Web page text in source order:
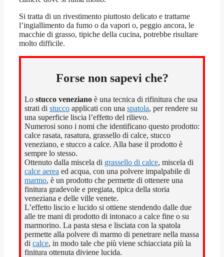
Si tratta di un rivestimento piuttosto delicato e trattarne
l’ingiallimento da fumo o da vapori o, peggio ancora, le
macchie di grasso, tipiche della cucina, potrebbe risultare
molto difficile.
Forse non sapevi che?
Lo stucco veneziano è una tecnica di rifinitura che usa
strati di stucco applicati con una spatola, per rendere su
una superficie liscia l’effetto del rilievo.
Numerosi sono i nomi che identificano questo prodotto:
calce rasata, rasatura, grassello di calce, stucco
veneziano, e stucco a calce. Alla base il prodotto è
sempre lo stesso.
Ottenuto dalla miscela di grassello di calce, miscela di
calce aerea ed acqua, con una polvere impalpabile di
marmo, è un prodotto che permette di ottenere una
finitura gradevole e pregiata, tipica della storia
veneziana e delle ville venete.
L’effetto liscio e lucido si ottiene stendendo dalle due
alle tre mani di prodotto di intonaco a calce fine o su
marmorino. La pasta stesa e lisciata con la spatola
permette alla polvere di marmo di penetrare nella massa
di calce, in modo tale che più viene schiacciata più la
finitura ottenuta diviene lucida.